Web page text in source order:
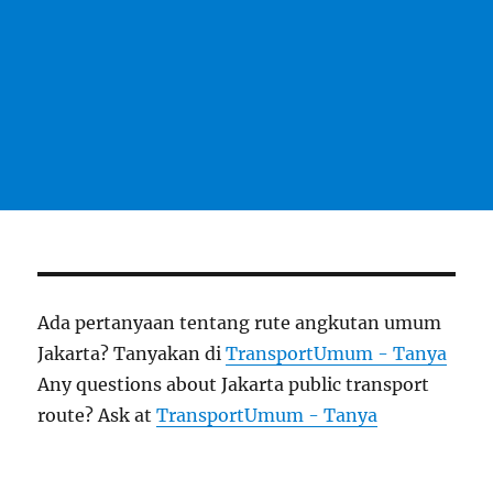
Ada pertanyaan tentang rute angkutan umum
Jakarta? Tanyakan diTransportUmum - Tanya
Any questions about Jakarta public transport
route? Ask atTransportUmum - Tanya